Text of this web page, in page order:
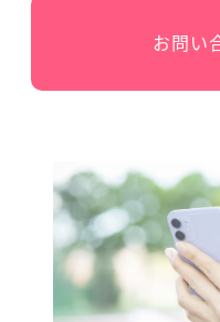
お問い